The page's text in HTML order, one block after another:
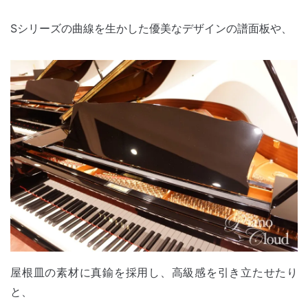
Sシリーズの曲線を生かした優美なデザインの譜面板や、
屋根皿の素材に真鍮を採用し、高級感を引き立たせたり
と、